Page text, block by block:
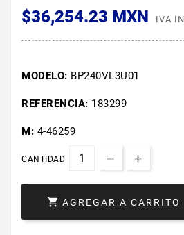
$36,254.23 MXN
IVA
MODELO: BP240VL3U01
REFERENCIA: 183299
M: 4-46259
CANTIDAD
 AGREGAR A CARRITO